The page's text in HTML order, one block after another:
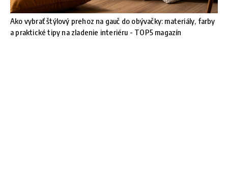
Ako vybrať štýlový prehoz na gauč do obývačky: materiály, farby
a praktické tipy na zladenie interiéru - TOP5 magazín